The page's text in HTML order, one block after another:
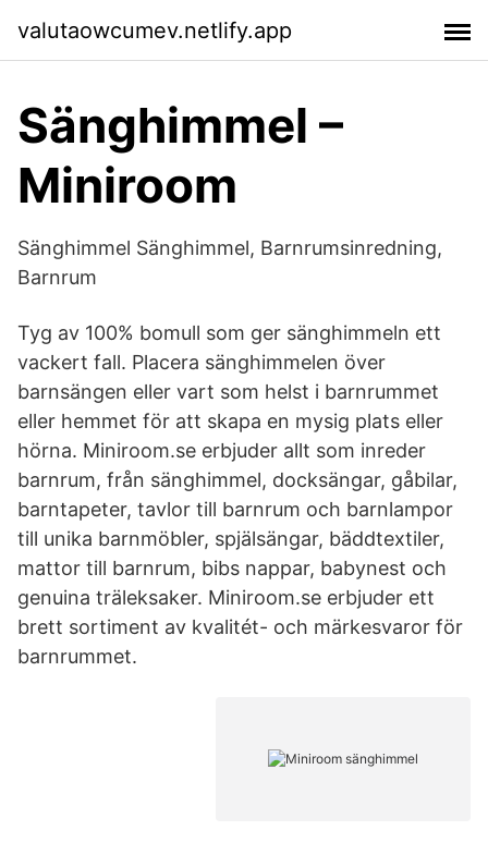
valutaowcumev.netlify.app
Sänghimmel –
Miniroom
Sänghimmel Sänghimmel, Barnrumsinredning,
Barnrum
Tyg av 100% bomull som ger sänghimmeln ett
vackert fall. Placera sänghimmelen över
barnsängen eller vart som helst i barnrummet
eller hemmet för att skapa en mysig plats eller
hörna. Miniroom.se erbjuder allt som inreder
barnrum, från sänghimmel, docksängar, gåbilar,
barntapeter, tavlor till barnrum och barnlampor
till unika barnmöbler, spjälsängar, bäddtextiler,
mattor till barnrum, bibs nappar, babynest och
genuina träleksaker. Miniroom.se erbjuder ett
brett sortiment av kvalitét- och märkesvaror för
barnrummet.